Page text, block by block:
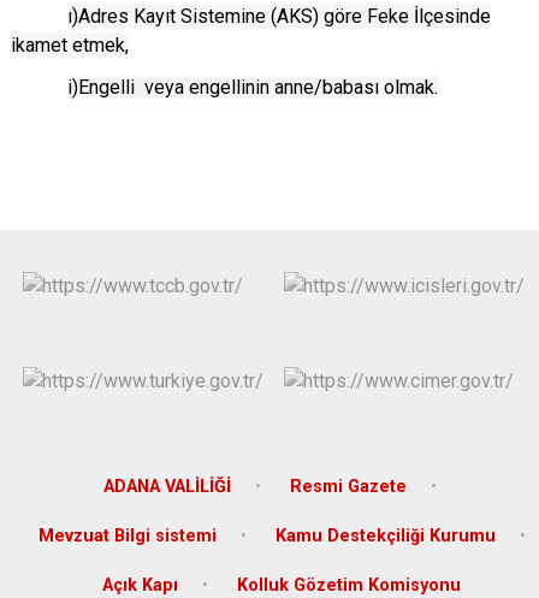
ı)Adres Kayıt Sistemine (AKS) göre Feke İlçesinde
ikamet etmek,
i)Engelli veya engellinin anne/babası olmak.
ADANA VALİLİĞİ Resmi Gazete
Mevzuat Bilgi sistemi Kamu Destekçiliği Kurumu
Açık Kapı Kolluk Gözetim Komisyonu